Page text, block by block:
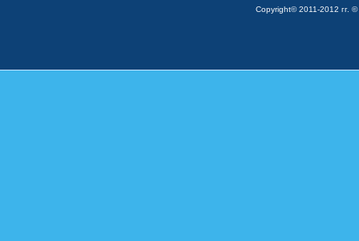
Copyright© 2011-2012 гг. ©